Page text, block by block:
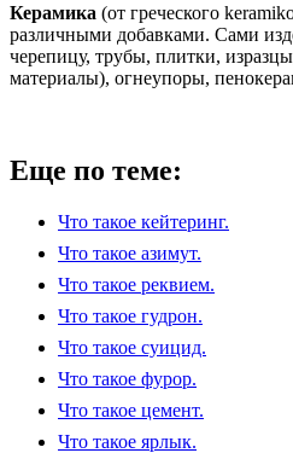
Керамика (от греческого
различными добавками. Сами
черепицу, трубы, плитки,
материалы), огнеупоры,
Еще по теме:
Что такое кейтеринг.
Что такое азимут.
Что такое реквием.
Что такое гудрон.
Что такое суицид.
Что такое фурор.
Что такое цемент.
Что такое ярлык.